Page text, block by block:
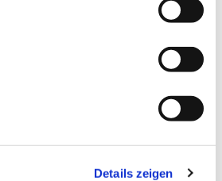
Details zeigen
Kleinzehenballen
im